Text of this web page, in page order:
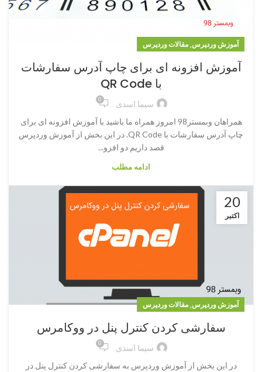
آموزش وردپرس, مقالات وردپرس
آموزش افزونه ای برای چاپ آدرس سفارشات
با QR Code
سیما اسدی 0
همراهان وبمستر98 امروز همراه ما باشید با آموزش افزونه ای برای
چاپ آدرس سفارشات با QR Code. در این بخش از آموزش وردپرس
قصد داریم دو افزو...
ادامه مطلب
20
اکتبر
آموزش وردپرس, مقالات وردپرس
سفارشی کردن کنترل پنل در ووکامرس
سیما اسدی 0
در این بخش از آموزش وردپرس به سفارشی کردن کنترل پنل در